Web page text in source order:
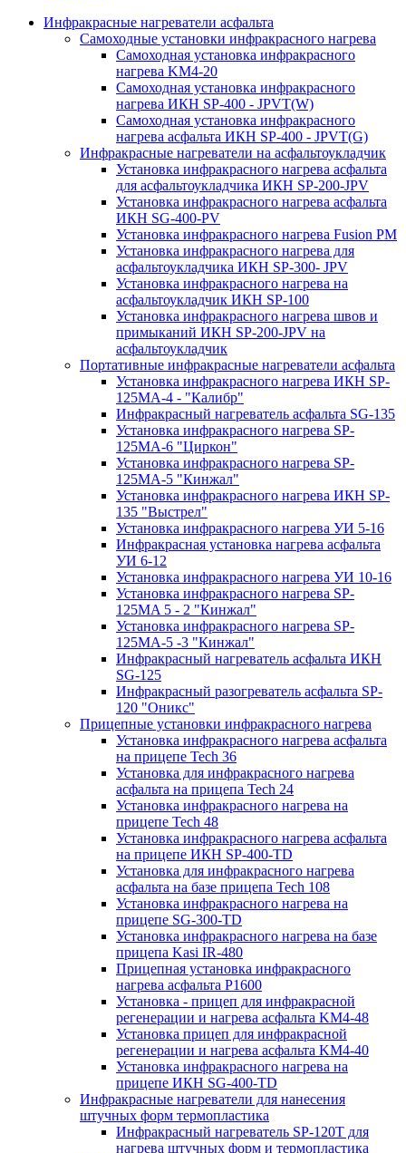
Инфракрасные нагреватели асфальта
Самоходные установки инфракрасного нагрева
Самоходная установка инфракрасного
нагрева KM4-20
Самоходная установка инфракрасного
нагрева ИКН SP-400 - JPVT(W)
Самоходная установка инфракрасного
нагрева асфальта ИКН SP-400 - JPVT(G)
Инфракрасные нагреватели на асфальтоукладчик
Установка инфракрасного нагрева асфальта
для асфальтоукладчика ИКН SP-200-JPV
Установка инфракрасного нагрева асфальта
ИКН SG-400-PV
Установка инфракрасного нагрева Fusion PM
Установка инфракрасного нагрева для
асфальтоукладчика ИКН SP-300- JPV
Установка инфракрасного нагрева на
асфальтоукладчик ИКН SP-100
Установка инфракрасного нагрева швов и
примыканий ИКН SP-200-JPV на
асфальтоукладчик
Портативные инфракрасные нагреватели асфальта
Установка инфракрасного нагрева ИКН SP-
125МA-4 - "Калибр"
Инфракрасный нагреватель асфальта SG-135
Установка инфракрасного нагрева SP-
125МA-6 "Циркон"
Установка инфракрасного нагрева SP-
125МA-5 "Кинжал"
Установка инфракрасного нагрева ИКН SP-
135 "Выстрел"
Установка инфракрасного нагрева УИ 5-16
Инфракрасная установка нагрева асфальта
УИ 6-12
Установка инфракрасного нагрева УИ 10-16
Установка инфракрасного нагрева SP-
125МA 5 - 2 "Кинжал"
Установка инфракрасного нагрева SP-
125МA-5 -3 "Кинжал"
Инфракрасный нагреватель асфальта ИКН
SG-125
Инфракрасный разогреватель асфальта SP-
120 "Оникс"
Прицепные установки инфракрасного нагрева
Установка инфракрасного нагрева асфальта
на прицепе Tech 36
Установка для инфракрасного нагрева
асфальта на прицепа Tech 24
Установка инфракрасного нагрева на
прицепе Tech 48
Установка инфракрасного нагрева асфальта
на прицепе ИКН SP-400-TD
Установка для инфракрасного нагрева
асфальта на базе прицепа Tech 108
Установка инфракрасного нагрева на
прицепе SG-300-TD
Установка инфракрасного нагрева на базе
прицепа Kasi IR-480
Прицепная установка инфракрасного
нагрева асфальта P1600
Установка - прицеп для инфракрасной
регенерации и нагрева асфальта KM4-48
Установка прицеп для инфракрасной
регенерации и нагрева асфальта KM4-40
Установка инфракрасного нагрева на
прицепе ИКН SG-400-TD
Инфракрасные нагреватели для нанесения
штучных форм термопластика
Инфракрасный нагреватель SP-120T для
нагрева штучных форм и термопластика